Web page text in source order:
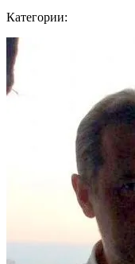
Категории: